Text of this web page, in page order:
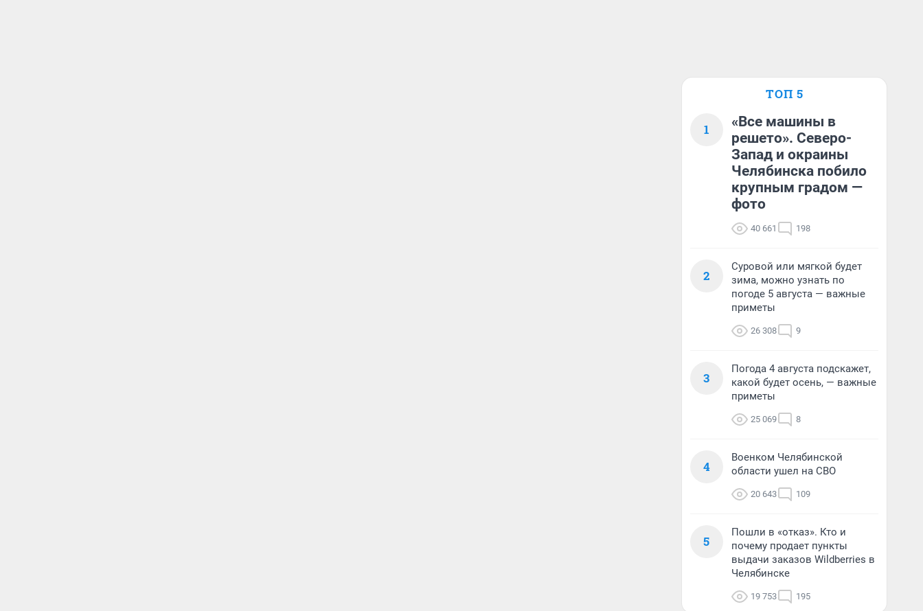
ТОП 5
1
«Все машины в
решето». Северо-
Запад и окраины
Челябинска побило
крупным градом —
фото
40 661 198
2
Суровой или мягкой будет
зима, можно узнать по
погоде 5 августа — важные
приметы
26 308 9
3
Погода 4 августа подскажет,
какой будет осень, — важные
приметы
25 069 8
4
Военком Челябинской
области ушел на СВО
20 643 109
5
Пошли в «отказ». Кто и
почему продает пункты
выдачи заказов Wildberries в
Челябинске
19 753 195